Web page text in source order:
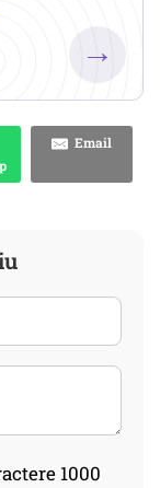
→
Email
1000